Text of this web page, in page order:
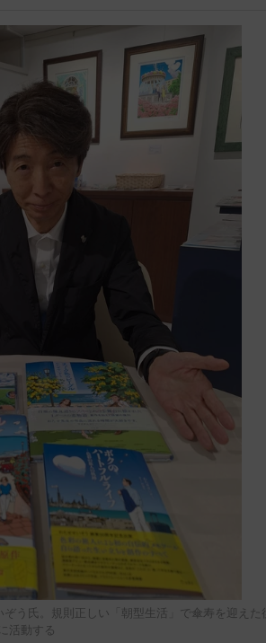
う氏。規則正しい「朝型生活」で傘寿を迎えた
に活動する